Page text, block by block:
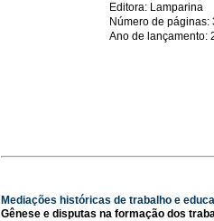
Editora: Lamparina
Número de páginas:
Ano de lançamento:
Mediações históricas de trabalho e
Gênese e disputas na formação dos